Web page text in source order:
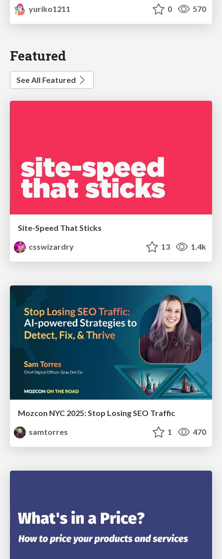
yuriko1211
0 570
Featured
See All Featured
Site-Speed That Sticks
csswizardry
13 1.4k
Mozcon NYC 2025: Stop Losing SEO Traffic
samtorres
1 470